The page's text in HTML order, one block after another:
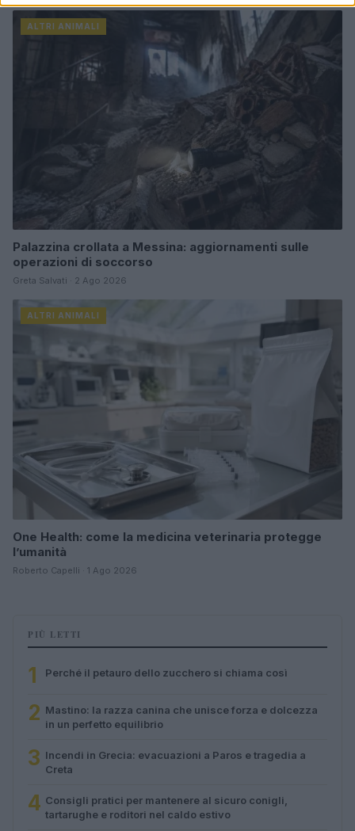
ALTRI ANIMALI
Palazzina crollata a Messina: aggiornamenti sulle
operazioni di soccorso
Greta Salvati · 2 Ago 2026
ALTRI ANIMALI
One Health: come la medicina veterinaria protegge
l’umanità
Roberto Capelli · 1 Ago 2026
PIÙ LETTI
1 Perché il petauro dello zucchero si chiama così
2 Mastino: la razza canina che unisce forza e dolcezza
in un perfetto equilibrio
3 Incendi in Grecia: evacuazioni a Paros e tragedia a
Creta
4 Consigli pratici per mantenere al sicuro conigli,
tartarughe e roditori nel caldo estivo